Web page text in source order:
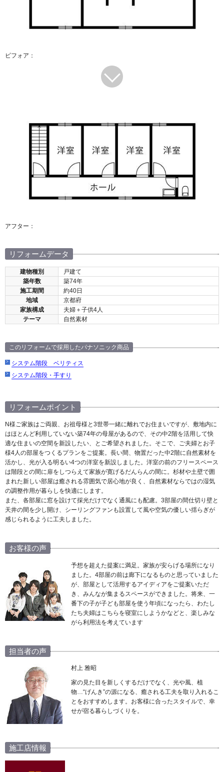
ビフォア：
アフター：
リフォームデータ
建物種別
戸建て
築年数
築74年
施工期間
約40日
地域
京都府
家族構成
夫婦＋子供4人
テーマ
自然素材
このリフォームで採用したパナソニック商品
システム階段 ベリティス
システム階段・手すり
リフォームポイント
N様ご家族はご両親、お祖母様と3世帯一緒に離れでお住まいですが、敷地内に
はほとんど利用していない築74年の母屋があるので、その中2階を活用して快
適な住まいの空間を新設したい、とご希望されました。そこで、ご夫婦とお子
様4人の部屋をつくるプランをご提案。長い間、物置だった中2階に自然素材を
活かし、光が入る明るい4つの洋室を新設しました。洋室の前のフリースペース
は階段との間に扉をしつらえて家族が寛げるだんらんの間に。杉材や土壁で囲
まれた新しい部屋は癒される雰囲気で居心地が良く、自然素材ならではの湿気
の調整作用が暮らしを快適にします。
また、各部屋に窓を設けて採光だけでなく通風にも配慮。3部屋の間仕切り壁と
天井の間を少し開け、シーリングファンも設置して風や空気の優しい揺らぎが
感じられるように工夫しました。
お客様の声
予想を超えた提案に満足。家族が安らげる場所になり
ました。4部屋の前は廊下になるものと思っていました
が、部屋として活用するアイディアをご提案いただ
き、みんなが集まるスペースができました。将来、一
番下の子が子ども部屋を使う年頃になったら、わたし
たち夫婦はこちらを寝室にしようかなどと、楽しみな
がら利用法を考えています
担当者の声
村上 雅昭
家の見た目を新しくするだけでなく、光や風、植
物…“げんき”の源になる、癒される工夫を取り入れるこ
とをおすすめします。お客様に合ったスタイルで、幸
せが宿る暮らしづくりを。
施工店情報